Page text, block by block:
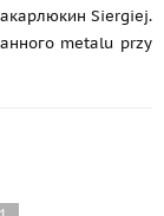
Siergiej.
metalu przy